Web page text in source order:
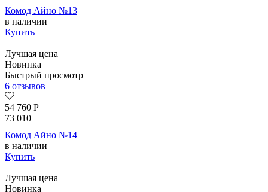
Комод Айно №13
в наличии
Купить
Лучшая цена
Новинка
Быстрый просмотр
6 отзывов
54 760 Р
73 010
Комод Айно №14
в наличии
Купить
Лучшая цена
Новинка